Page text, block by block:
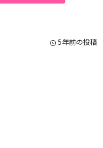
5年前の投稿